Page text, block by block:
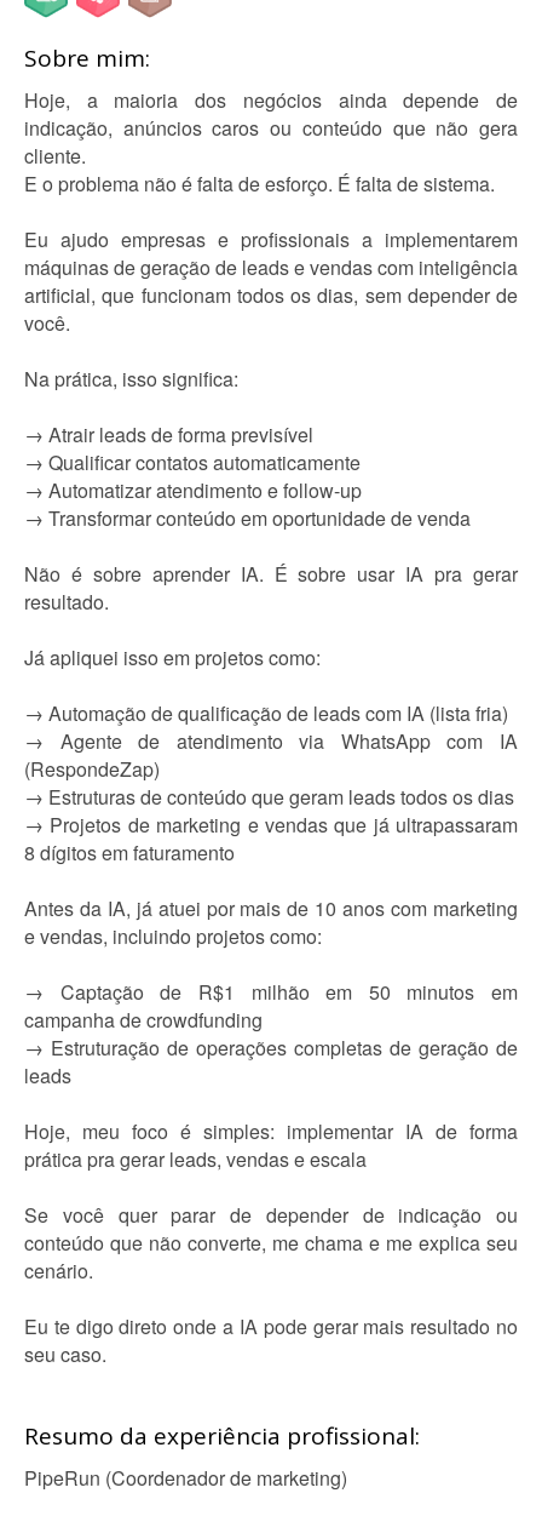
Sobre mim:
Hoje, a maioria dos negócios ainda depende de
indicação, anúncios caros ou conteúdo que não gera
cliente.
E o problema não é falta de esforço. É falta de sistema.
Eu ajudo empresas e profissionais a implementarem
máquinas de geração de leads e vendas com inteligência
artificial, que funcionam todos os dias, sem depender de
você.
Na prática, isso significa:
→ Atrair leads de forma previsível
→ Qualificar contatos automaticamente
→ Automatizar atendimento e follow-up
→ Transformar conteúdo em oportunidade de venda
Não é sobre aprender IA. É sobre usar IA pra gerar
resultado.
Já apliquei isso em projetos como:
→ Automação de qualificação de leads com IA (lista fria)
→ Agente de atendimento via WhatsApp com IA
(RespondeZap)
→ Estruturas de conteúdo que geram leads todos os dias
→ Projetos de marketing e vendas que já ultrapassaram
8 dígitos em faturamento
Antes da IA, já atuei por mais de 10 anos com marketing
e vendas, incluindo projetos como:
→ Captação de R$1 milhão em 50 minutos em
campanha de crowdfunding
→ Estruturação de operações completas de geração de
leads
Hoje, meu foco é simples: implementar IA de forma
prática pra gerar leads, vendas e escala
Se você quer parar de depender de indicação ou
conteúdo que não converte, me chama e me explica seu
cenário.
Eu te digo direto onde a IA pode gerar mais resultado no
seu caso.
Resumo da experiência profissional:
PipeRun (Coordenador de marketing)